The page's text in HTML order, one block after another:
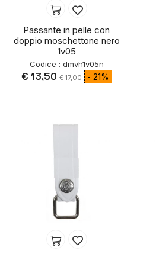
Passante in pelle con
doppio moschettone nero
1v05
Codice : dmvh1v05n
€ 13,50 € 17,00 - 21%